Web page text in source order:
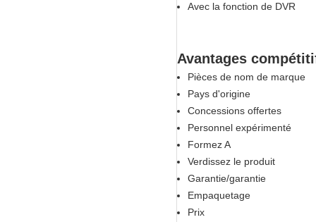
Avec la fonction de DVR
Avantages
Pièces de nom de marque
Pays d'origine
Concessions offertes
Personnel expérimenté
Formez A
Verdissez le produit
Garantie/garantie
Empaquetage
Prix